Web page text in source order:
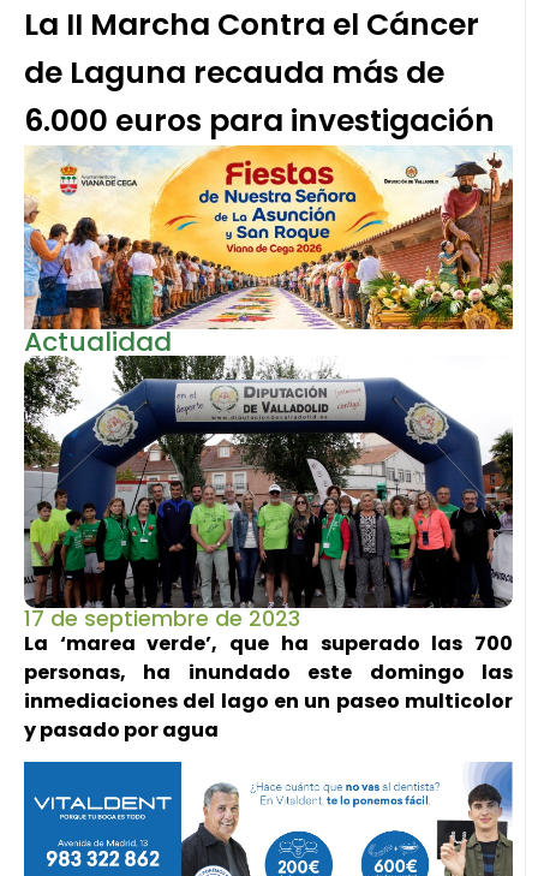
La II Marcha Contra el Cáncer
de Laguna recauda más de
6.000 euros para investigación
Actualidad
17 de septiembre de 2023
La ‘marea verde’, que ha superado las 700
personas, ha inundado este domingo las
inmediaciones del lago en un paseo multicolor
y pasado por agua